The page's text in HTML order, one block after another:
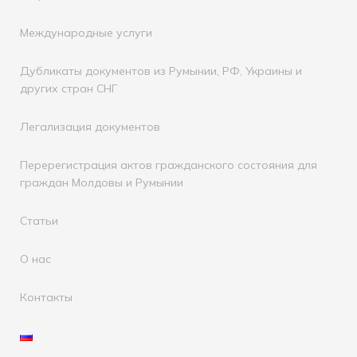
Международные услуги
Дубликаты документов из Румынии, РФ, Украины и
других стран СНГ
Легализация документов
Перерегистрация актов гражданского состояния для
граждан Молдовы и Румынии
Статьи
О нас
Контакты